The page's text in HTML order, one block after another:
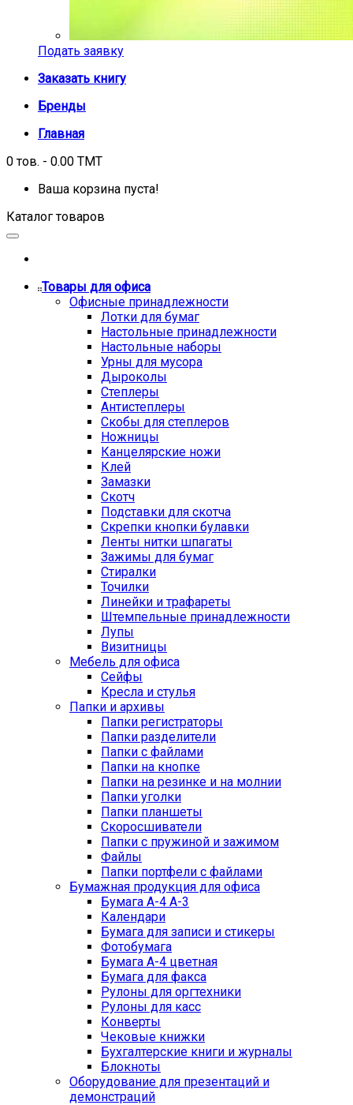
Подать заявку
Заказать книгу
Бренды
Главная
0 тов. - 0.00 TMT
Ваша корзина пуста!
Каталог товаров
Товары для офиса
Офисные принадлежности
Лотки для бумаг
Настольные принадлежности
Настольные наборы
Урны для мусора
Дыроколы
Степлеры
Антистеплеры
Скобы для степлеров
Ножницы
Канцелярские ножи
Клей
Замазки
Скотч
Подставки для скотча
Скрепки кнопки булавки
Ленты нитки шпагаты
Зажимы для бумаг
Стиралки
Точилки
Линейки и трафареты
Штемпельные принадлежности
Лупы
Визитницы
Мебель для офиса
Сейфы
Кресла и стулья
Папки и архивы
Папки регистраторы
Папки разделители
Папки с файлами
Папки на кнопке
Папки на резинке и на молнии
Папки уголки
Папки планшеты
Скоросшиватели
Папки с пружиной и зажимом
Файлы
Папки портфели с файлами
Бумажная продукция для офиса
Бумага А-4 А-3
Календари
Бумага для записи и стикеры
Фотобумага
Бумага А-4 цветная
Бумага для факса
Рулоны для оргтехники
Рулоны для касс
Конверты
Чековые книжки
Бухгалтерские книги и журналы
Блокноты
Оборудование для презентаций и
демонстраций